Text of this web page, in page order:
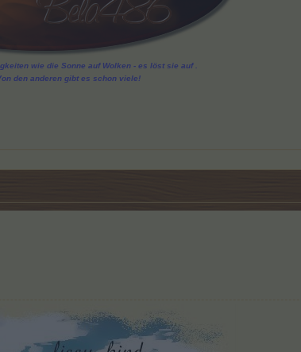
wie die Sonne auf Wolken - es löst sie auf .
den anderen gibt es schon viele!